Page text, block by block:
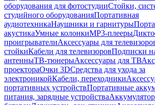
оборудования для фотостудииСтойки,
студийного оборудованияПортативная
аудиотехникаНаушники и гарнитуры
акустикаУмные колонкиMP3-плееры
проигрывателиАксессуары для
стойкиКабели для телевизоровПодписки
антенныТВ-тюнерыАксессуары для ТВ
проектораОчки 3DСредства для ухода за
электроникойКабели, переходники
портативных устройствПортативные
питания, зарядные устройства